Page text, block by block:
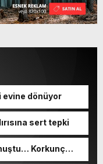
evine dönüyor
sert tepki
Korkunç